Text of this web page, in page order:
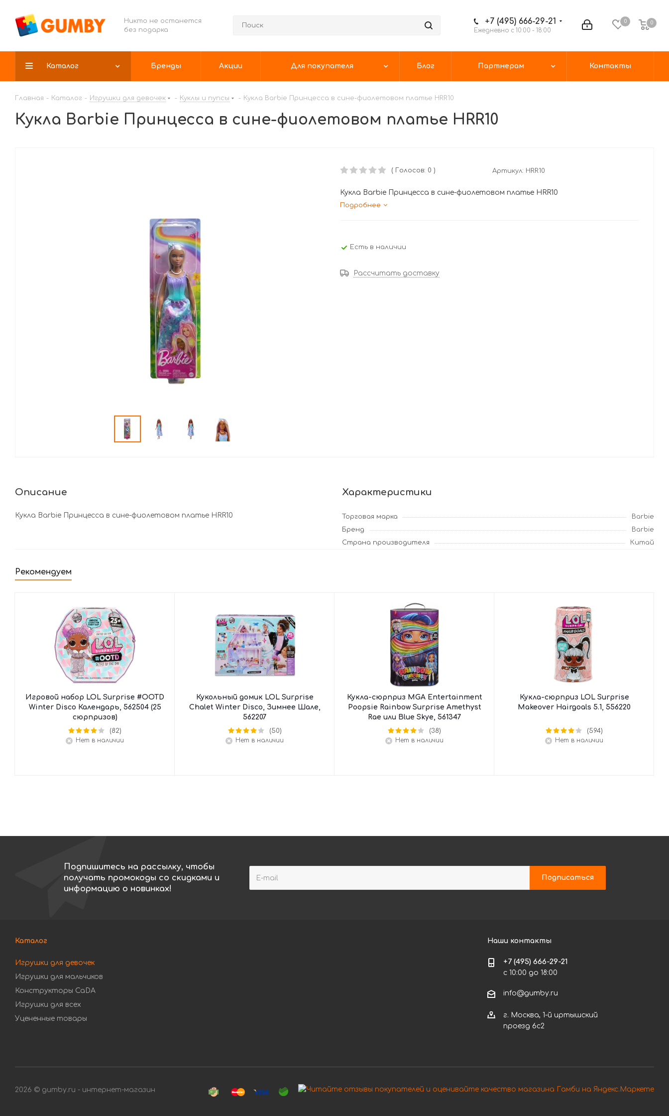
Никто не останется
без подарка
0 0
+7 (495) 666-29-21
Ежедневно с 10:00 - 18:00
Каталог Бренды Акции Для покупателя Блог Партнерам Контакты
Главная - Каталог - Игрушки для девочек - Куклы и пупсы - Кукла Barbie Принцесса в сине-фиолетовом платье HRR10
Кукла Barbie Принцесса в сине-фиолетовом платье HRR10
( Голосов: 0 ) Артикул: HRR10
Кукла Barbie Принцесса в сине-фиолетовом платье HRR10
Подробнее
Есть в наличии
Рассчитать доставку
Описание
Кукла Barbie Принцесса в сине-фиолетовом платье HRR10
Характеристики
Торговая марка
Barbie
Бренд
Barbie
Страна производителя
Китай
Рекомендуем
Игровой набор LOL Surprise #OOTD
Winter Disco Календарь, 562504 (25
сюрпризов)
(82)
Нет в наличии
Кукольный домик LOL Surprise
Chalet Winter Disco, Зимнее Шале,
562207
(50)
Нет в наличии
Кукла-сюрприз MGA Entertainment
Poopsie Rainbow Surprise Amethyst
Rae или Blue Skye, 561347
(38)
Нет в наличии
Кукла-сюрприз LOL Surprise
Makeover Hairgoals 5.1, 556220
(594)
Нет в наличии
Подпишитесь на рассылку, чтобы
получать промокоды со скидками и
информацию о новинках!
Каталог
Игрушки для девочек
Игрушки для мальчиков
Конструкторы CaDA
Игрушки для всех
Уцененные товары
Наши контакты
+7 (495) 666-29-21
с 10:00 до 18:00
info@gumby.ru
г. Москва, 1-й иртышский
проезд 6с2
2026 © gumby.ru - интернет-магазин